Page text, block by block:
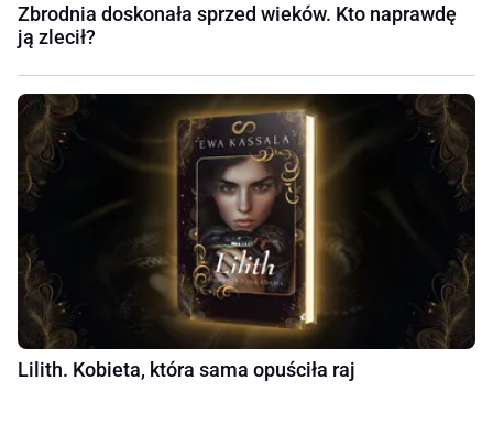
Zbrodnia doskonała sprzed wieków. Kto naprawdę
ją zlecił?
Lilith. Kobieta, która sama opuściła raj